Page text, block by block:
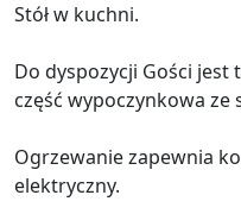
Stół w kuchni.
Do dyspozycji Gości jest
część wypoczynkowa
Ogrzewanie zapewnia
elektryczny.